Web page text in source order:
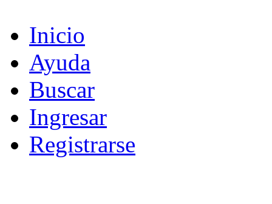
Inicio
Ayuda
Buscar
Ingresar
Registrarse